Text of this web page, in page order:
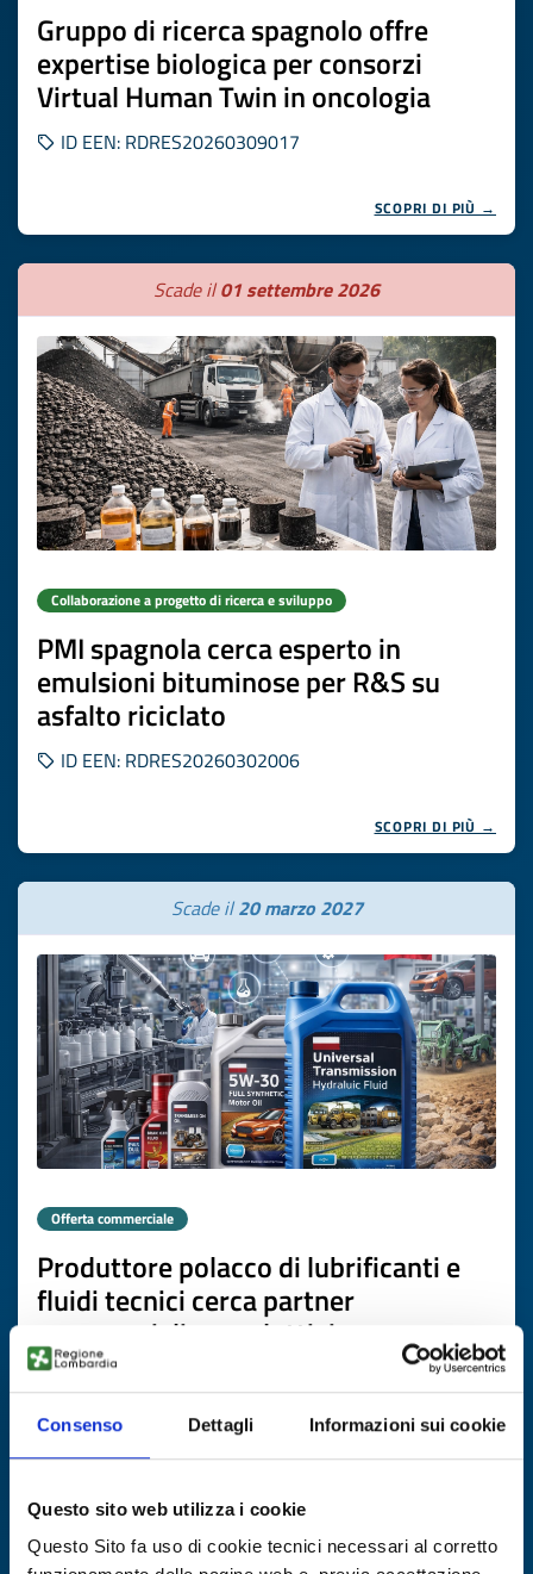
Consenso Dettagli Informazioni sui cookie
Questo sito web utilizza i cookie
Questo Sito fa uso di cookie tecnici necessari al corretto
Gruppo di ricerca spagnolo offre
expertise biologica per consorzi
Virtual Human Twin in oncologia
ID EEN: RDRES20260309017
SCOPRI DI PIÙ →
Scade il01 settembre 2026
Collaborazione a progetto di ricerca e sviluppo
PMI spagnola cerca esperto in
emulsioni bituminose per R&S su
asfalto riciclato
ID EEN: RDRES20260302006
SCOPRI DI PIÙ →
Scade il20 marzo 2027
Offerta commerciale
Produttore polacco di lubrificanti e
fluidi tecnici cerca partner
commerciali e produttivi
ID EEN: BOPL20251117011